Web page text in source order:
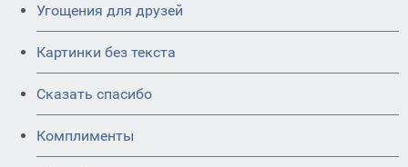
Угощения для друзей
Картинки без текста
Сказать спасибо
Комплименты